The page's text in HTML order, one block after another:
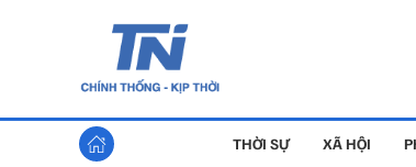
THỜI SỰ XÃ HỘI